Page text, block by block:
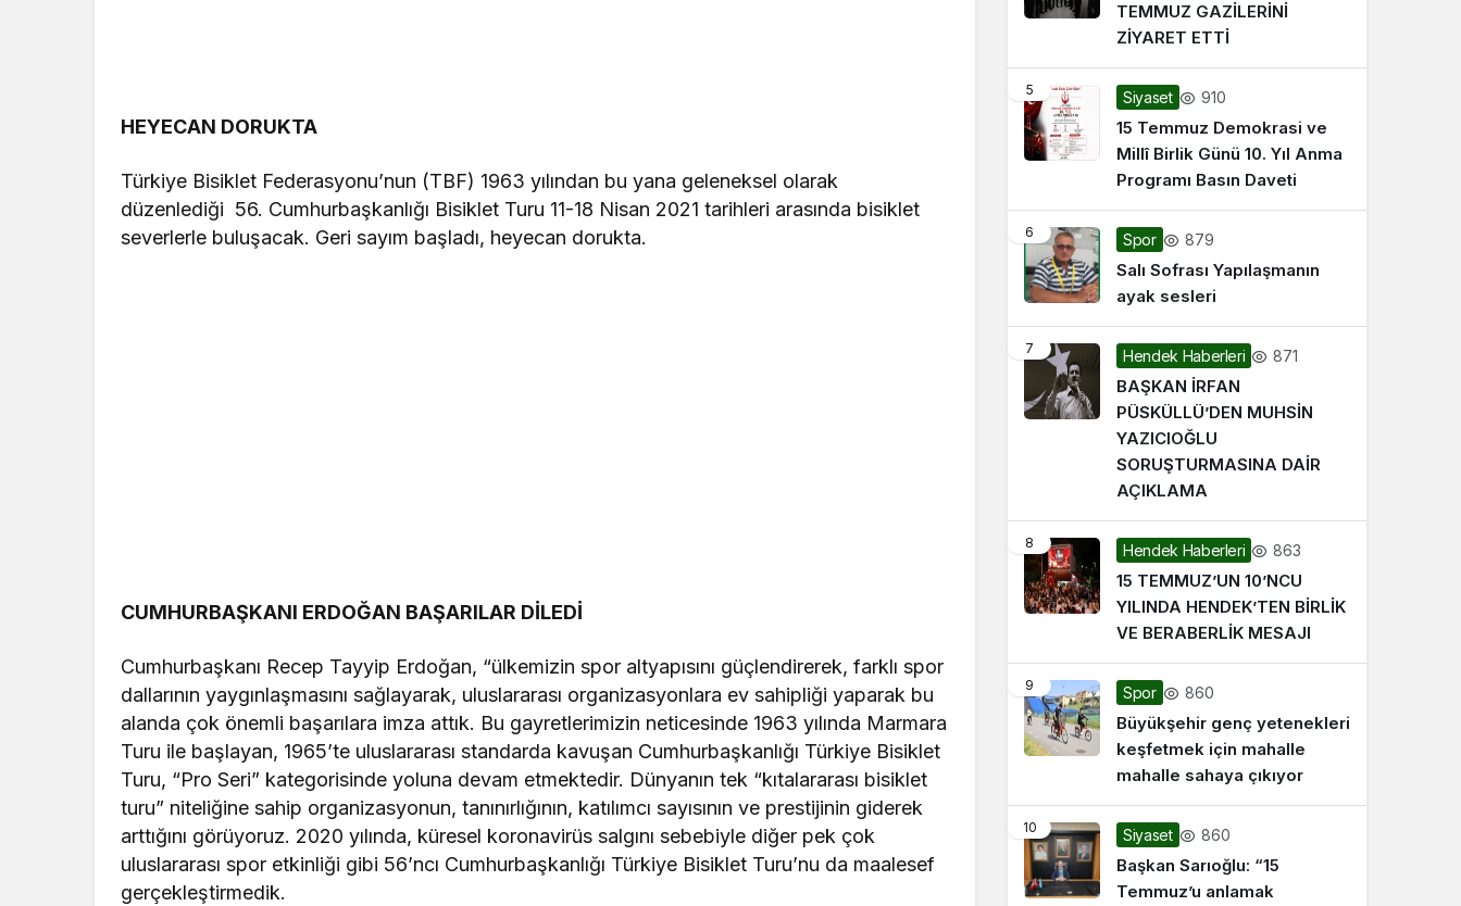
HEYECAN DORUKTA
Türkiye Bisiklet Federasyonu’nun (TBF) 1963 yılından bu yana geleneksel olarak
düzenlediği 56. Cumhurbaşkanlığı Bisiklet Turu 11-18 Nisan 2021 tarihleri arasında bisiklet
severlerle buluşacak. Geri sayım başladı, heyecan dorukta.
CUMHURBAŞKANI ERDOĞAN BAŞARILAR DİLEDİ
Cumhurbaşkanı Recep Tayyip Erdoğan, “ülkemizin spor altyapısını güçlendirerek, farklı spor
dallarının yaygınlaşmasını sağlayarak, uluslararası organizasyonlara ev sahipliği yaparak bu
alanda çok önemli başarılara imza attık. Bu gayretlerimizin neticesinde 1963 yılında Marmara
Turu ile başlayan, 1965’te uluslararası standarda kavuşan Cumhurbaşkanlığı Türkiye Bisiklet
Turu, “Pro Seri” kategorisinde yoluna devam etmektedir. Dünyanın tek “kıtalararası bisiklet
turu” niteliğine sahip organizasyonun, tanınırlığının, katılımcı sayısının ve prestijinin giderek
arttığını görüyoruz. 2020 yılında, küresel koronavirüs salgını sebebiyle diğer pek çok
uluslararası spor etkinliği gibi 56’ncı Cumhurbaşkanlığı Türkiye Bisiklet Turu’nu da maalesef
gerçekleştirmedik.
TEMMUZ GAZİLERİNİ
ZİYARET ETTİ
5 Siyaset 910
15 Temmuz Demokrasi ve
Millî Birlik Günü 10. Yıl Anma
Programı Basın Daveti
6 Spor 879
Salı Sofrası Yapılaşmanın
ayak sesleri
7 Hendek Haberleri 871
BAŞKAN İRFAN
PÜSKÜLLÜ’DEN MUHSİN
YAZICIOĞLU
SORUŞTURMASINA DAİR
AÇIKLAMA
8 Hendek Haberleri 863
15 TEMMUZ’UN 10’NCU
YILINDA HENDEK’TEN BİRLİK
VE BERABERLİK MESAJI
9 Spor 860
Büyükşehir genç yetenekleri
keşfetmek için mahalle
mahalle sahaya çıkıyor
10 Siyaset 860
Başkan Sarıoğlu: “15
Temmuz’u anlamak